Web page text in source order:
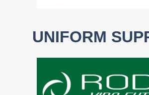
UNIFORM